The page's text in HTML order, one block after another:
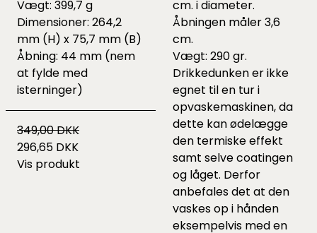
Vægt: 399,7 g
Dimensioner: 264,2
mm (H) x 75,7 mm (B)
Åbning: 44 mm (nem
at fylde med
isterninger)
349,00 DKK
296,65 DKK
Vis produkt
cm. i diameter.
Åbningen måler 3,6
cm.
Vægt: 290 gr.
Drikkedunken er ikke
egnet til en tur i
opvaskemaskinen, da
dette kan ødelægge
den termiske effekt
samt selve coatingen
og låget. Derfor
anbefales det at den
vaskes op i hånden
eksempelvis med en